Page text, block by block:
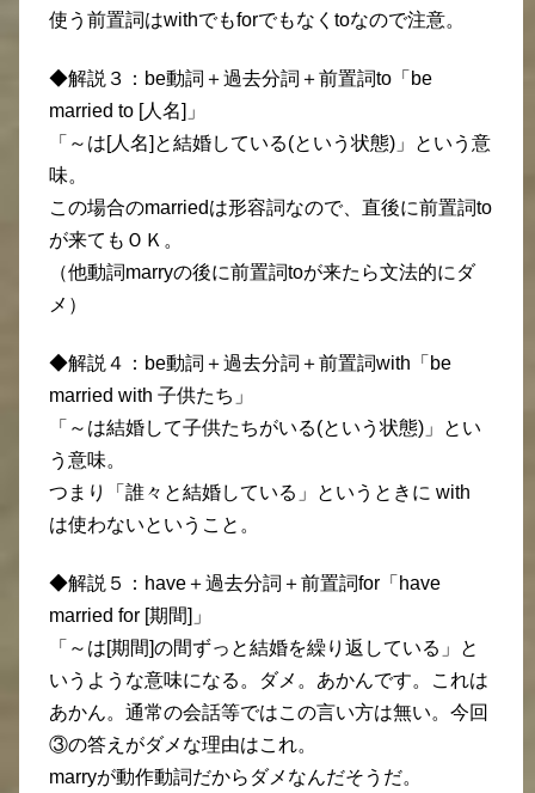
使う前置詞はwithでもforでもなくtoなので注意。
◆解説３：be動詞＋過去分詞＋前置詞to「be
married to [人名]」
「～は[人名]と結婚している(という状態)」という意
味。
この場合のmarriedは形容詞なので、直後に前置詞to
が来てもＯＫ。
（他動詞marryの後に前置詞toが来たら文法的にダ
メ）
◆解説４：be動詞＋過去分詞＋前置詞with「be
married with 子供たち」
「～は結婚して子供たちがいる(という状態)」とい
う意味。
つまり「誰々と結婚している」というときに with
は使わないということ。
◆解説５：have＋過去分詞＋前置詞for「have
married for [期間]」
「～は[期間]の間ずっと結婚を繰り返している」と
いうような意味になる。ダメ。あかんです。これは
あかん。通常の会話等ではこの言い方は無い。今回
③の答えがダメな理由はこれ。
marryが動作動詞だからダメなんだそうだ。